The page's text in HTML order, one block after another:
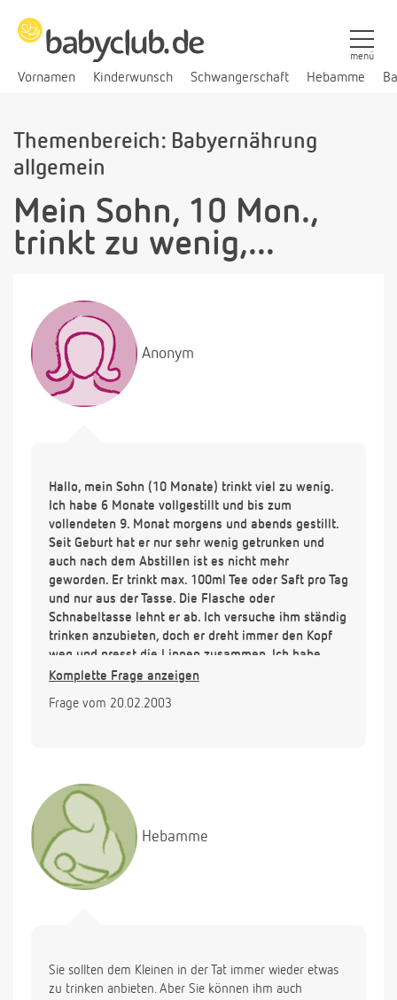
Vornamen Kinderwunsch Schwangerschaft Hebamme
menü
Themenbereich: Babyernährung
allgemein
Mein Sohn, 10 Mon.,
trinkt zu wenig,...
Anonym
Hallo, mein Sohn (10 Monate) trinkt viel zu wenig.
Ich habe 6 Monate vollgestillt und bis zum
vollendeten 9. Monat morgens und abends gestillt.
Seit Geburt hat er nur sehr wenig getrunken und
auch nach dem Abstillen ist es nicht mehr
geworden. Er trinkt max. 100ml Tee oder Saft pro Tag
und nur aus der Tasse. Die Flasche oder
Schnabeltasse lehnt er ab. Ich versuche ihm ständig
trinken anzubieten, doch er dreht immer den Kopf
weg und presst die Lippen zusammen. Ich habe
schon alle möglichen Getränke ausprobiert, nicht
morgens und abends Milchbrei, mittags ein
auszumachen, es war ja von Anfang an so. Meine
Ärztin beobachtet das zwar auch, sagt mir aber
auch nur, dass ich ihm immer wieder was anbieten
soll. Was kann ich noch machen. Kann er auf lange
Sicht Schaden nehmen. Es wäre nett, wenn Sie ein
paar Tips hätten. Bisher haben alle "mit den
Komplette Frage anzeigen
Frage vom 20.02.2003
Hebamme
Sie sollten dem Kleinen in der Tat immer wieder etwas
zu trinken anbieten. Aber Sie können ihm auch